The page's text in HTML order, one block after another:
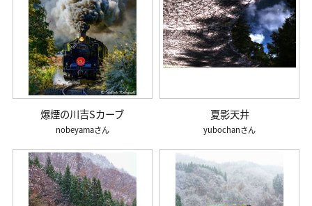
爆煙の川吉Sカーブ
nobeyama
夏影天井
yubochan